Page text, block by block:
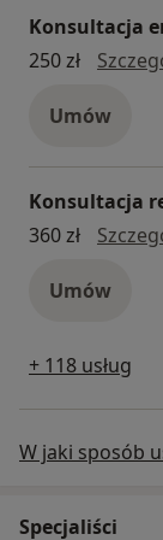
Konsultacja
250 zł
Umów
Konsultacja
360 zł
Umów
+ 118 usług
W jaki sposób
Specjaliści